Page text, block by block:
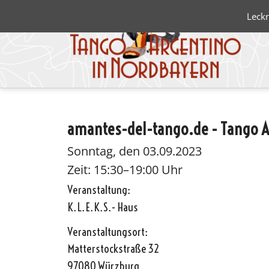
Blanco y
amantes-del-tango.de - Tango
Sonntag, den 03.09.2023
Zeit: 15:30–19:00 Uhr
Veranstaltung:
K.L.E.K.S.- Haus
Veranstaltungsort:
Matterstockstraße 32
97080 Würzburg